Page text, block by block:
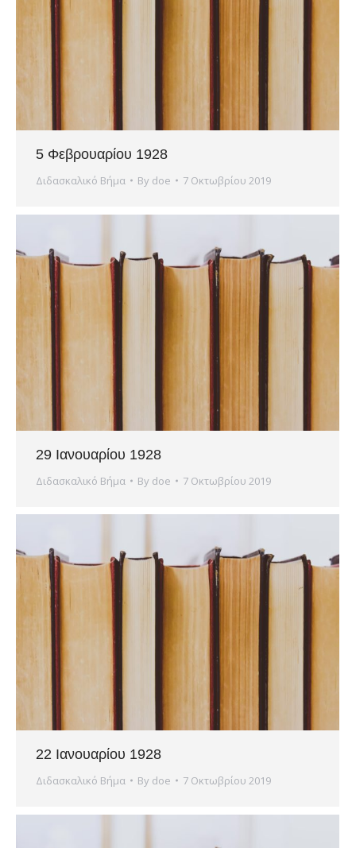
5 Φεβρουαρίου 1928
Διδασκαλικό Βήμα By doe 7 Οκτωβρίου 2019
29 Ιανουαρίου 1928
Διδασκαλικό Βήμα By doe 7 Οκτωβρίου 2019
22 Ιανουαρίου 1928
Διδασκαλικό Βήμα By doe 7 Οκτωβρίου 2019